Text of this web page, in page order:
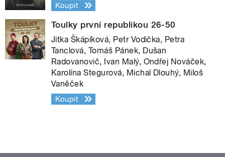
Koupit
Toulky první republikou 26-50
Jitka Škápíková, Petr Vodička, Petra
Tanclová, Tomáš Pánek, Dušan
Radovanovič, Ivan Malý, Ondřej Nováček,
Karolína Stegurová, Michal Dlouhý, Miloš
Vaněček
Koupit